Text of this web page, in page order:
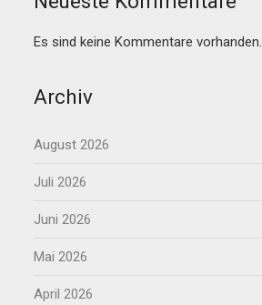
Es sind keine Kommentare vorhanden.
Archiv
August 2026
Juli 2026
Juni 2026
Mai 2026
April 2026